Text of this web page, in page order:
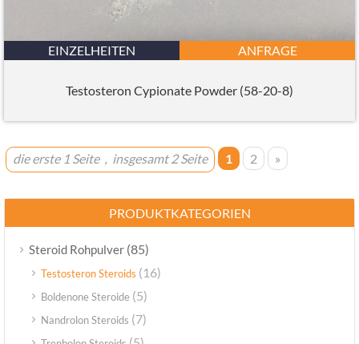
EINZELHEITEN ANFRAGE
Testosteron Cypionate Powder (58-20-8)
die erste 1 Seite，insgesamt 2 Seite 1 2 »
PRODUKTKATEGORIEN
Steroid Rohpulver (85)
Testosteron Steroids (16)
Boldenone Steroide (5)
Nandrolon Steroids (7)